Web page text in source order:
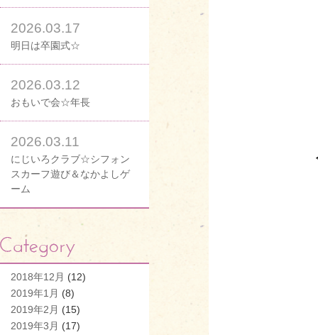
2026.03.17
明日は卒園式☆
2026.03.12
おもいで会☆年長
2026.03.11
にじいろクラブ☆シフォン
スカーフ遊び＆なかよしゲ
ーム
2018年12月 (12)
2019年1月 (8)
2019年2月 (15)
2019年3月 (17)